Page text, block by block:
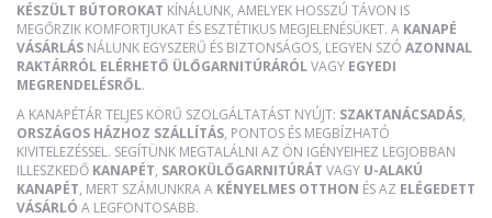
KÉSZÜLT BÚTOROKAT KÍNÁLUNK, AMELYEK HOSSZÚ TÁVON IS
MEGŐRZIK KOMFORTJUKAT ÉS ESZTÉTIKUS MEGJELENÉSÜKET. A KANAPÉ
VÁSÁRLÁS NÁLUNK EGYSZERŰ ÉS BIZTONSÁGOS, LEGYEN SZÓ AZONNAL
RAKTÁRRÓL ELÉRHETŐ ÜLŐGARNITÚRÁRÓLVAGY EGYEDI
MEGRENDELÉSRŐL.
A KANAPÉTÁR TELJES KÖRŰ SZOLGÁLTATÁST NYÚJT: SZAKTANÁCSADÁS,
ORSZÁGOS HÁZHOZ SZÁLLÍTÁS, PONTOS ÉS MEGBÍZHATÓ
KIVITELEZÉSSEL. SEGÍTÜNK MEGTALÁLNI AZ ÖN IGÉNYEIHEZ LEGJOBBAN
ILLESZKEDŐ KANAPÉT, SAROKÜLŐGARNITÚRÁT VAGY U-ALAKÚ
KANAPÉT, MERT SZÁMUNKRA A KÉNYELMES OTTHON ÉS AZ ELÉGEDETT
VÁSÁRLÓ A LEGFONTOSABB.